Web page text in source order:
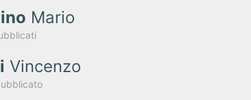
Mario
Vincenzo